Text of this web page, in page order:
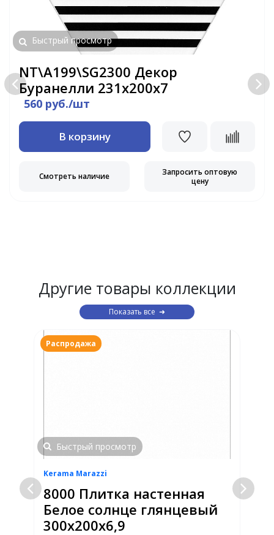
Быстрый просмотр
NT\A199\SG2300 Декор
Буранелли 231х200х7
560 руб./шт
В корзину
Смотреть наличие
Запросить оптовую
цену
Другие товары коллекции
Показать все
Распродажа
Быстрый просмотр
Kerama Marazzi
8000 Плитка настенная
Белое солнце глянцевый
300х200х6,9